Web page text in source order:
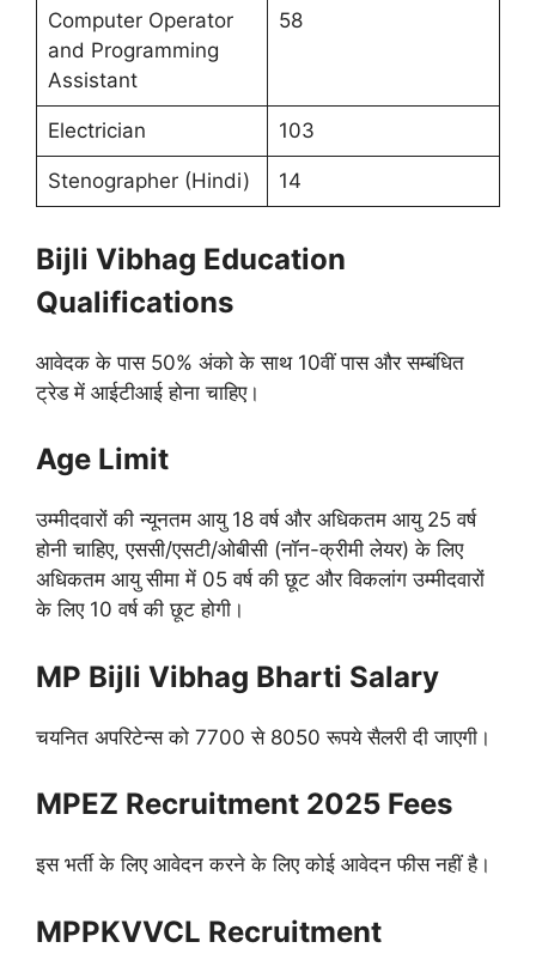
Computer Operator
and Programming
Assistant
58
Electrician 103
Stenographer (Hindi) 14
Bijli Vibhag Education
Qualifications
आवेदक के पास 50% अंको के साथ 10वीं पास और सम्बंधित
ट्रेड में आईटीआई होना चाहिए।
Age Limit
उम्मीदवारों की न्यूनतम आयु 18 वर्ष और अधिकतम आयु 25 वर्ष
होनी चाहिए, एससी/एसटी/ओबीसी (नॉन-क्रीमी लेयर) के लिए
अधिकतम आयु सीमा में 05 वर्ष की छूट और विकलांग उम्मीदवारों
के लिए 10 वर्ष की छूट होगी।
MP Bijli Vibhag Bharti Salary
चयनित अपरिटेन्स को 7700 से 8050 रूपये सैलरी दी जाएगी।
MPEZ Recruitment 2025 Fees
इस भर्ती के लिए आवेदन करने के लिए कोई आवेदन फीस नहीं है।
MPPKVVCL Recruitment